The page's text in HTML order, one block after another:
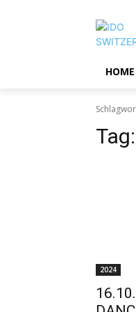
HOME
Tag:
2024